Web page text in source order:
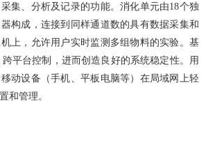
集、分析及记录的功能。消化单元由18个独
构成，连接到同样通道数的具有数据采集和
上，允许用户实时监测多组物料的实验。基
平台控制，进而创造良好的系统稳定性。用
动设备（手机、平板电脑等）在局域网上轻
和管理。